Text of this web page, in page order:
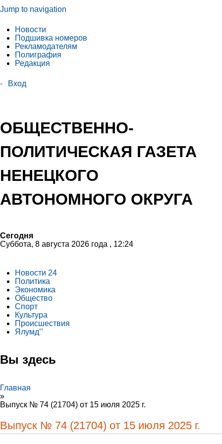
Jump to navigation
Новости
Подшивка номеров
Рекламодателям
Полиграфия
Редакция
Вход
ОБЩЕСТВЕННО-
ПОЛИТИЧЕСКАЯ ГАЗЕТА
НЕНЕЦКОГО
АВТОНОМНОГО ОКРУГА
Сегодня
Суббота, 8 августа 2026 года , 12:24
Новости 24
Политика
Экономика
Общество
Спорт
Культура
Происшествия
Ялумд’’
Вы здесь
Главная
»
Выпуск № 74 (21704) от 15 июля 2025 г.
Выпуск № 74 (21704) от 15 июля 2025 г.